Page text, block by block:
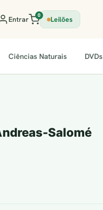
Entrar 0 Leilões
Ciências Naturais DVDs
Salomé